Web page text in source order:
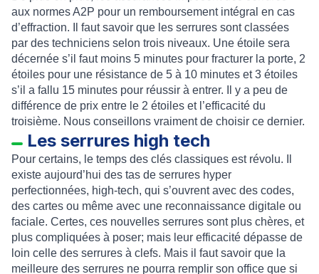
aux normes A2P pour un remboursement intégral en cas
d’effraction. Il faut savoir que les serrures sont classées
par des techniciens selon trois niveaux. Une étoile sera
décernée s’il faut moins 5 minutes pour fracturer la porte, 2
étoiles pour une résistance de 5 à 10 minutes et 3 étoiles
s’il a fallu 15 minutes pour réussir à entrer. Il y a peu de
différence de prix entre le 2 étoiles et l’efficacité du
troisième. Nous conseillons vraiment de choisir ce dernier.
Les serrures high tech
Pour certains, le temps des clés classiques est révolu. Il
existe aujourd’hui des tas de serrures hyper
perfectionnées, high-tech, qui s’ouvrent avec des codes,
des cartes ou même avec une reconnaissance digitale ou
faciale. Certes, ces nouvelles serrures sont plus chères, et
plus compliquées à poser; mais leur efficacité dépasse de
loin celle des serrures à clefs. Mais il faut savoir que la
meilleure des serrures ne pourra remplir son office que si